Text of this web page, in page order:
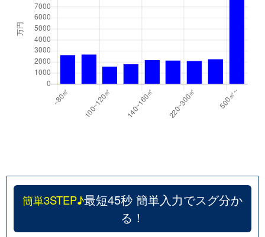
簡単3STEP♪最短45秒 簡単入力でスグ分か
る！